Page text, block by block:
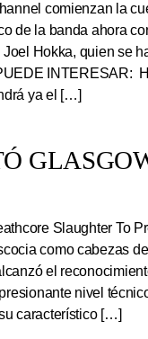
comienzan la
de la banda ahora
Hokka, quien se
INTERESAR:
ya el […]
Slaughter To
como cabezas
el
nivel
característico […]